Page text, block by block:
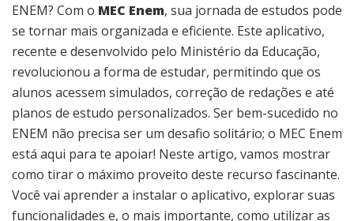
ENEM? Com o MEC Enem, sua jornada de estudos pode
se tornar mais organizada e eficiente. Este aplicativo,
recente e desenvolvido pelo Ministério da Educação,
revolucionou a forma de estudar, permitindo que os
alunos acessem simulados, correção de redações e até
planos de estudo personalizados. Ser bem-sucedido no
ENEM não precisa ser um desafio solitário; o MEC Enem
está aqui para te apoiar! Neste artigo, vamos mostrar
como tirar o máximo proveito deste recurso fascinante.
Você vai aprender a instalar o aplicativo, explorar suas
funcionalidades e, o mais importante, como utilizar as